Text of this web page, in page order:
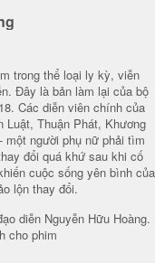
trong thể loại ly kỳ, viễn
Đây là bản làm lại của bộ
Các diễn viên chính của
Luật, Thuận Phát, Khương
một người phụ nữ phải tìm
đổi quá khứ sau khi cố
cuộc sống yên bình của
lộn thay đổi.
diễn Nguyễn Hữu Hoàng.
cho phim